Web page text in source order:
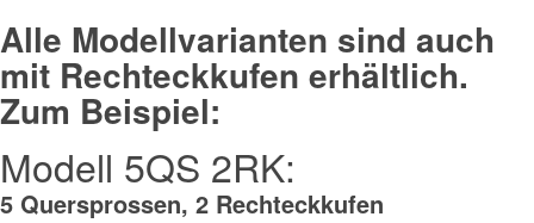
Alle Modellvarianten sind auch
mit Rechteckkufen erhältlich.
Zum Beispiel:
Modell 5QS 2RK:
5 Quersprossen, 2 Rechteckkufen